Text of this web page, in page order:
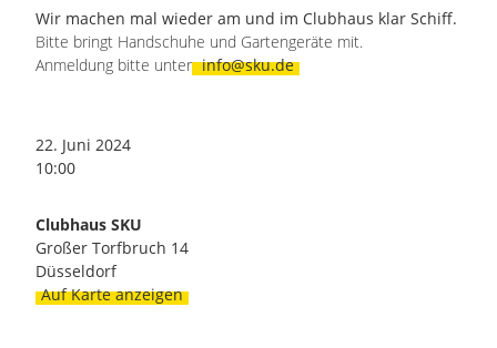
JOLLENSEGELN
FAHRTENSEGELN
SEITE DURCHSUCHEN
INSTAGRAM
Wir machen mal wieder am und im Clubhaus klar Schiff.
Bitte bringt Handschuhe und Gartengeräte mit.
Anmeldung bitte unter info@sku.de
22. Juni 2024
10:00
Clubhaus SKU
Großer Torfbruch 14
Düsseldorf
Auf Karte anzeigen